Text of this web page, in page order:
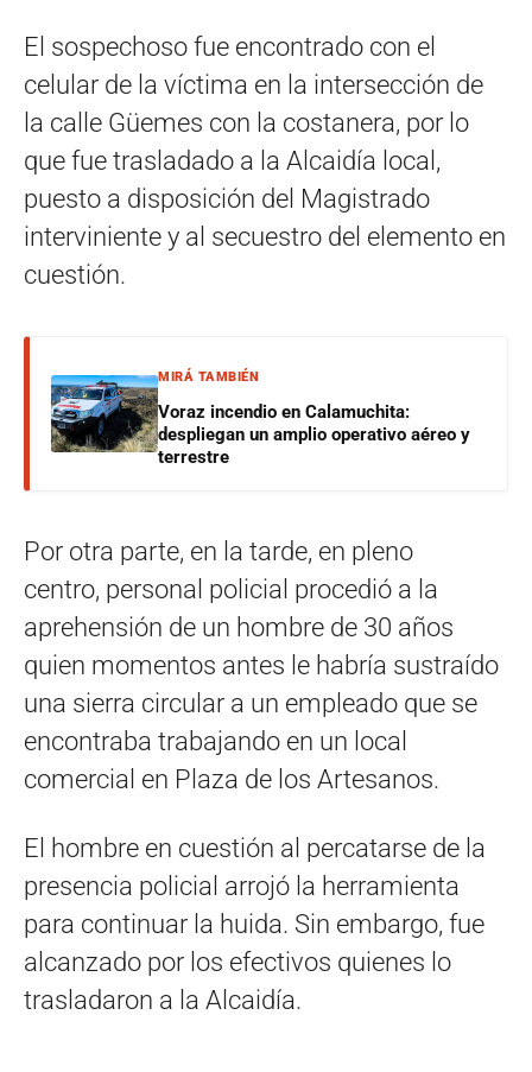
El sospechoso fue encontrado con el
celular de la víctima en la intersección de
la calle Güemes con la costanera, por lo
que fue trasladado a la Alcaidía local,
puesto a disposición del Magistrado
interviniente y al secuestro del elemento en
cuestión.
MIRÁ TAMBIÉN
Voraz incendio en Calamuchita:
despliegan un amplio operativo aéreo y
terrestre
Por otra parte, en la tarde, en pleno
centro, personal policial procedió a la
aprehensión de un hombre de 30 años
quien momentos antes le habría sustraído
una sierra circular a un empleado que se
encontraba trabajando en un local
comercial en Plaza de los Artesanos.
El hombre en cuestión al percatarse de la
presencia policial arrojó la herramienta
para continuar la huida. Sin embargo, fue
alcanzado por los efectivos quienes lo
trasladaron a la Alcaidía.